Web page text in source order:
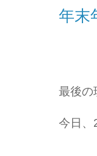
年末
最後の
今日、